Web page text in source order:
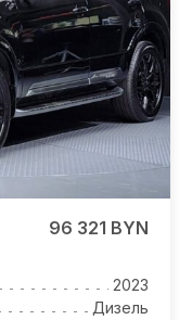
96 321 BYN
2023
Дизель